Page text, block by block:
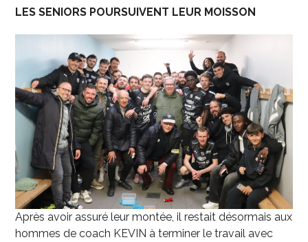
LES SENIORS POURSUIVENT LEUR MOISSON
Après avoir assuré leur montée, il restait désormais aux
hommes de coach KEVIN à terminer le travail avec